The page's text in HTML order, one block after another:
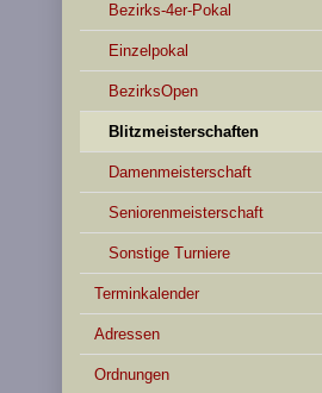
Bezirks-4er-Pokal
Einzelpokal
BezirksOpen
Blitzmeisterschaften
Damenmeisterschaft
Seniorenmeisterschaft
Sonstige Turniere
Terminkalender
Adressen
Ordnungen